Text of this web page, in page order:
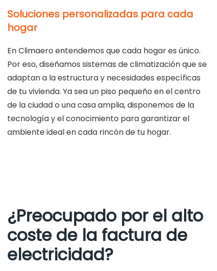
Soluciones personalizadas para cada
hogar
En Climaero entendemos que cada hogar es único.
Por eso, diseñamos sistemas de climatización que se
adaptan a la estructura y necesidades específicas
de tu vivienda. Ya sea un piso pequeño en el centro
de la ciudad o una casa amplia, disponemos de la
tecnología y el conocimiento para garantizar el
ambiente ideal en cada rincón de tu hogar.
¿Preocupado por el alto
coste de la factura de
electricidad?